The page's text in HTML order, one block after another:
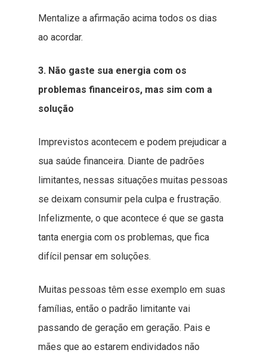
Mentalize a afirmação acima todos os dias
ao acordar.
3. Não gaste sua energia com os
problemas financeiros, mas sim com a
solução
Imprevistos acontecem e podem prejudicar a
sua saúde financeira. Diante de padrões
limitantes, nessas situações muitas pessoas
se deixam consumir pela culpa e frustração.
Infelizmente, o que acontece é que se gasta
tanta energia com os problemas, que fica
difícil pensar em soluções.
Muitas pessoas têm esse exemplo em suas
famílias, então o padrão limitante vai
passando de geração em geração. Pais e
mães que ao estarem endividados não